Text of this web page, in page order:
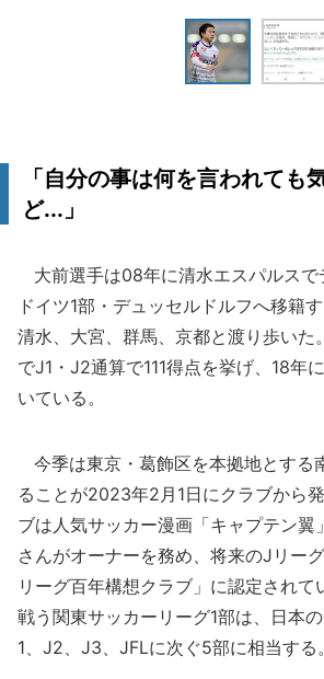
「自分の事は何を言われても
ど...」
大前選手は08年に清水エスパルスで
ドイツ1部・デュッセルドルフへ移籍
清水、大宮、群馬、京都と渡り歩いた
でJ1・J2通算で111得点を挙げ、18年
いている。
今季は東京・葛飾区を本拠地とする
ることが2023年2月1日にクラブから
ブは人気サッカー漫画「キャプテン翼
さんがオーナーを務め、将来のJリー
リーグ百年構想クラブ」に認定されて
戦う関東サッカーリーグ1部は、日本
1、J2、J3、JFLに次ぐ5部に相当する。